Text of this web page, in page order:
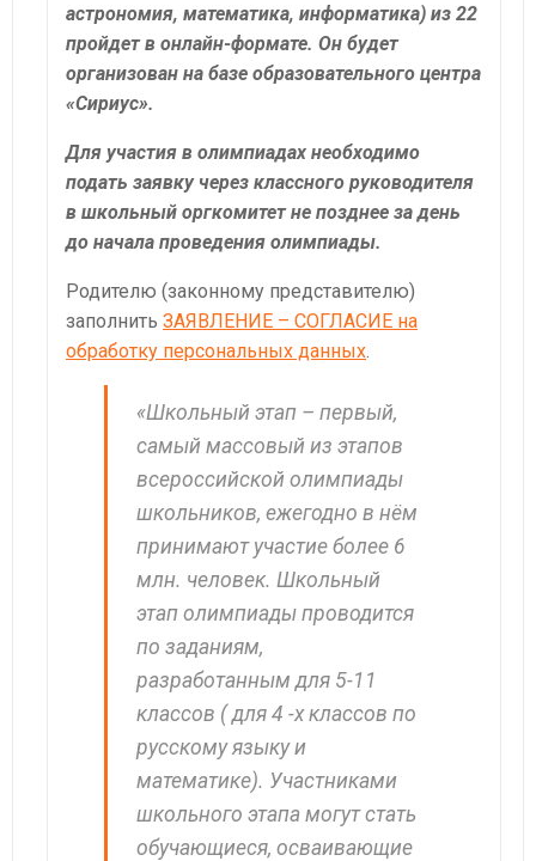
астрономия, математика, информатика) из 22
пройдет в онлайн-формате. Он будет
организован на базе образовательного центра
«Сириус».
Для участия в олимпиадах необходимо
подать заявку через классного руководителя
в школьный оргкомитет не позднее за день
до начала проведения олимпиады.
Родителю (законному представителю)
заполнить ЗАЯВЛЕНИЕ – СОГЛАСИЕ на
обработку персональных данных.
«Школьный этап – первый,
самый массовый из этапов
всероссийской олимпиады
школьников, ежегодно в нём
принимают участие более 6
млн. человек. Школьный
этап олимпиады проводится
по заданиям,
разработанным для 5-11
классов ( для 4 -х классов по
русскому языку и
математике). Участниками
школьного этапа могут стать
обучающиеся, осваивающие